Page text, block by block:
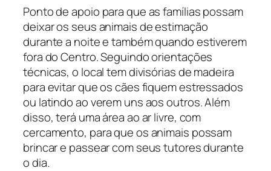
Ponto de apoio para que as famílias possam
deixar os seus animais de estimação
durante a noite e também quando estiverem
fora do Centro. Seguindo orientações
técnicas, o local tem divisórias de madeira
para evitar que os cães fiquem estressados
ou latindo ao verem uns aos outros. Além
disso, terá uma área ao ar livre, com
cercamento, para que os animais possam
brincar e passear com seus tutores durante
o dia.